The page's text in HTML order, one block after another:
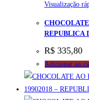
Visualização
REPUBLICA
R$ 335,80
Adicionar ao